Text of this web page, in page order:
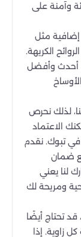
وآمنة على
إضافية مثل
الكريهة.
أحدث وأفضل
لذلك نحرص
الاعتماد
في تبوك. نقدم
ضمان
لنا يعني
ومريحة لك
قد تحتاج أيضًا
زاوية. إذا